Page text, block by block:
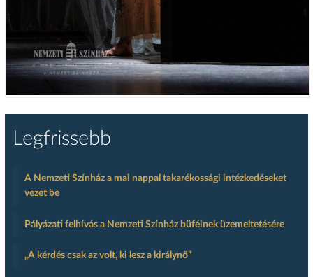
Legfrissebb
A Nemzeti Színház a mai nappal takarékossági intézkedéseket
vezet be
Pályázati felhívás a Nemzeti Színház büféinek üzemeltetésére
„A kérdés csak az volt, ki lesz a királynő”